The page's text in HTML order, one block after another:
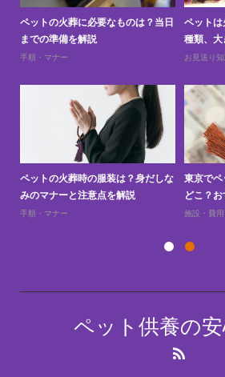
ペットの火葬に必要なものは？当日
までの準備を解説
手順・マナー
ペットは
種類、大
お見送り
ペットの火葬時の服装は？身だしな
みのマナーと注意点を解説
手順・マナー
東京でペ
どこ？
施設・費
ペット供養の